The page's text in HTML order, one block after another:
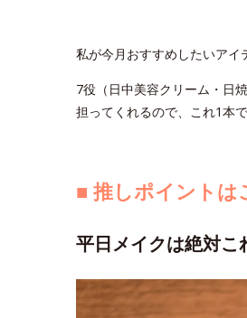
私が今月おすすめしたいアイ
7役（日中美容クリーム・日
担ってくれるので、これ1本
■ 推しポイントは
平日メイクは絶対こ